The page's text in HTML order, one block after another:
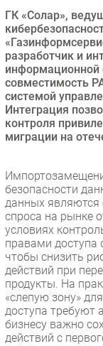
Гаджеты
Здоровье
РАЗДЕЛЫ
Новости
Аналитика
Интервью
Проекты
IT класс
Тестовый
Каталог
ГК «Солар»,
разработчик и
информационной
совместимость
системой
Интеграция
контроля
миграции на
безопасности
данных
спроса на рынке
условиях
правами доступа
чтобы снизить
действий при
продукты. На
«слепую зону»
доступа требуют
бизнесу важно
действий с